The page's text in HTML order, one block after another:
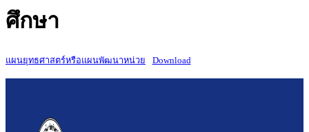
ศึกษา
แผนยุทธศาสตร์หรือแผนพัฒนาหน่วย Download